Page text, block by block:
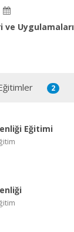
Uygulamaları
2
Eğitimi